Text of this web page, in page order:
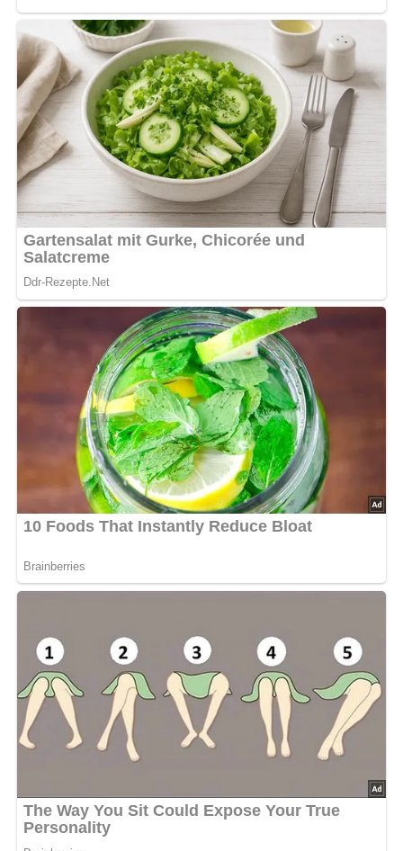
und mit den süßen Mandeln, den gewaschenen
Sultaninen, dem Vanillinzucker, dem Zucker und den
zwei Eigelben vermischen. Alles zu einer cremigen
Masse verrühren.
Die Eierkuchen zur Hälfte mit der Quarkcreme
bestreichen, dann vorsichtig zusammenklappen.
Die gefüllten Eierpfannkuchen auf Tellern anrichten
und mit dem Staubzucker bestreuen.
Nach: Käsespezialitäten, VEB Fachbuchverlag Leipzig, DDR, 1989
Abonniere jetzt unseren Newsletter!
Kein Spam, kein Bullshit, keine Weitergabe deiner Mailadresse an Dritte!
Jetzt Sterne vergeben – Rezept
bewerten
5/5 (4 Bewertung)